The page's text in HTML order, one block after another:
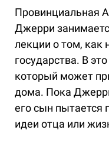
Провинциальная
Джерри
лекции о том,
государства. В
который может
дома. Пока
его сын пытается
идеи отца или